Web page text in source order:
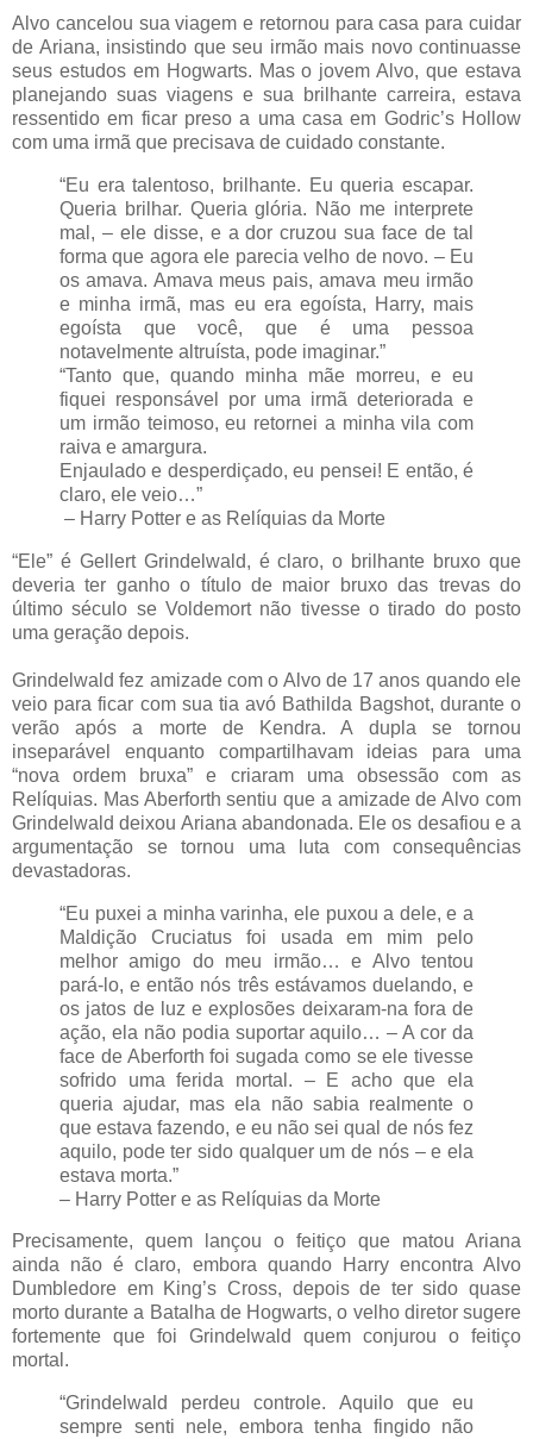
Alvo cancelou sua viagem e retornou para casa para cuidar
de Ariana, insistindo que seu irmão mais novo continuasse
seus estudos em Hogwarts. Mas o jovem Alvo, que estava
planejando suas viagens e sua brilhante carreira, estava
ressentido em ficar preso a uma casa em Godric’s Hollow
com uma irmã que precisava de cuidado constante.
“Eu era talentoso, brilhante. Eu queria escapar.
Queria brilhar. Queria glória. Não me interprete
mal, – ele disse, e a dor cruzou sua face de tal
forma que agora ele parecia velho de novo. – Eu
os amava. Amava meus pais, amava meu irmão
e minha irmã, mas eu era egoísta, Harry, mais
egoísta que você, que é uma pessoa
notavelmente altruísta, pode imaginar.”
“Tanto que, quando minha mãe morreu, e eu
fiquei responsável por uma irmã deteriorada e
um irmão teimoso, eu retornei a minha vila com
raiva e amargura.
Enjaulado e desperdiçado, eu pensei! E então, é
claro, ele veio…”
– Harry Potter e as Relíquias da Morte
“Ele” é Gellert Grindelwald, é claro, o brilhante bruxo que
deveria ter ganho o título de maior bruxo das trevas do
último século se Voldemort não tivesse o tirado do posto
uma geração depois.
Grindelwald fez amizade com o Alvo de 17 anos quando ele
veio para ficar com sua tia avó Bathilda Bagshot, durante o
verão após a morte de Kendra. A dupla se tornou
inseparável enquanto compartilhavam ideias para uma
“nova ordem bruxa” e criaram uma obsessão com as
Relíquias. Mas Aberforth sentiu que a amizade de Alvo com
Grindelwald deixou Ariana abandonada. Ele os desafiou e a
argumentação se tornou uma luta com consequências
devastadoras.
“Eu puxei a minha varinha, ele puxou a dele, e a
Maldição Cruciatus foi usada em mim pelo
melhor amigo do meu irmão… e Alvo tentou
pará-lo, e então nós três estávamos duelando, e
os jatos de luz e explosões deixaram-na fora de
ação, ela não podia suportar aquilo… – A cor da
face de Aberforth foi sugada como se ele tivesse
sofrido uma ferida mortal. – E acho que ela
queria ajudar, mas ela não sabia realmente o
que estava fazendo, e eu não sei qual de nós fez
aquilo, pode ter sido qualquer um de nós – e ela
estava morta.”
– Harry Potter e as Relíquias da Morte
Precisamente, quem lançou o feitiço que matou Ariana
ainda não é claro, embora quando Harry encontra Alvo
Dumbledore em King’s Cross, depois de ter sido quase
morto durante a Batalha de Hogwarts, o velho diretor sugere
fortemente que foi Grindelwald quem conjurou o feitiço
mortal.
“Grindelwald perdeu controle. Aquilo que eu
sempre senti nele, embora tenha fingido não